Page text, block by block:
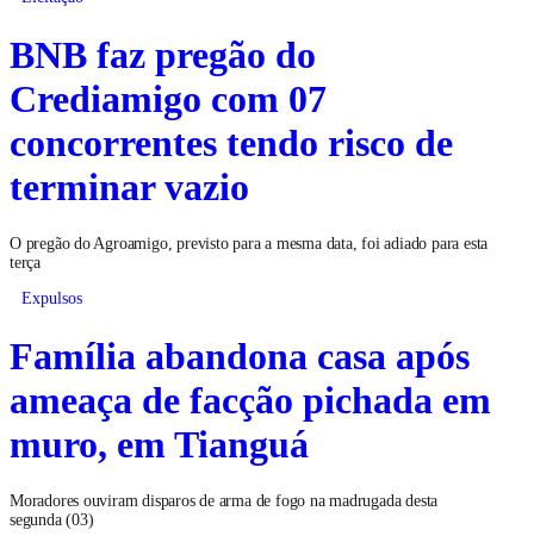
BNB faz pregão do
Crediamigo com 07
concorrentes tendo risco de
terminar vazio
O pregão do Agroamigo, previsto para a mesma data, foi adiado para esta
terça
Expulsos
Família abandona casa após
ameaça de facção pichada em
muro, em Tianguá
Moradores ouviram disparos de arma de fogo na madrugada desta
segunda (03)